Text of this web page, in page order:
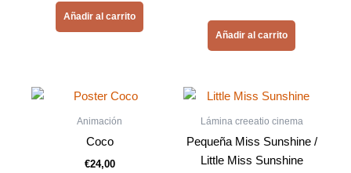
Añadir al carrito
Añadir al carrito
Animación
Coco
€24,00
Lámina creeatio cinema
Pequeña Miss Sunshine /
Little Miss Sunshine